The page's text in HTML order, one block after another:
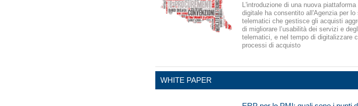
L'introduzione di una nuova
digitale ha consentito all'Agenzia per
telematici che gestisce gli acquisti
di migliorare l’usabilità dei servizi e
telematici, e nel tempo di digitalizzare
processi di acquisto
WHITE PAPER